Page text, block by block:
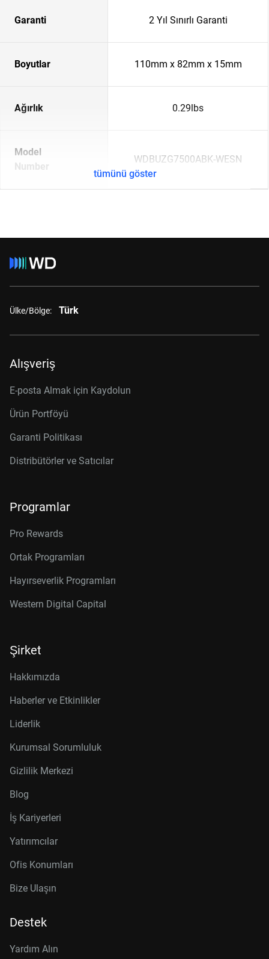
Garanti 2 Yıl Sınırlı Garanti
Boyutlar 110mm x 82mm x 15mm
Ağırlık 0.29lbs
Model
Number
WDBUZG7500ABK-WESN
tümünü göster
Ülke/Bölge: Türk
Alışveriş
E-posta Almak için Kaydolun
Ürün Portföyü
Garanti Politikası
Distribütörler ve Satıcılar
Programlar
Pro Rewards
Ortak Programları
Hayırseverlik Programları
Western Digital Capital
Şirket
Hakkımızda
Haberler ve Etkinlikler
Liderlik
Kurumsal Sorumluluk
Gizlilik Merkezi
Blog
İş Kariyerleri
Yatırımcılar
Ofis Konumları
Bize Ulaşın
Destek
Yardım Alın